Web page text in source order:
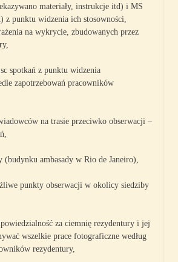
materiały, instrukcje itd) i MS
z punktu widzenia ich stosowności,
na wykrycie, zbudowanych przez
spotkań z punktu widzenia
zapotrzebowań pracowników
na trasie przeciwko obserwacji –
(budynku ambasady w Rio de Janeiro),
punkty obserwacji w okolicy siedziby
za ciemnię rezydentury i jej
wszelkie prace fotograficzne według
rezydentury,